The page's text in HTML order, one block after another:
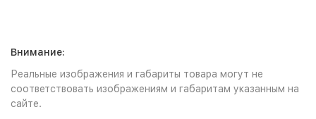
Внимание:
Реальные изображения и габариты товара могут не
соответствовать изображениям и габаритам указанным на
сайте.